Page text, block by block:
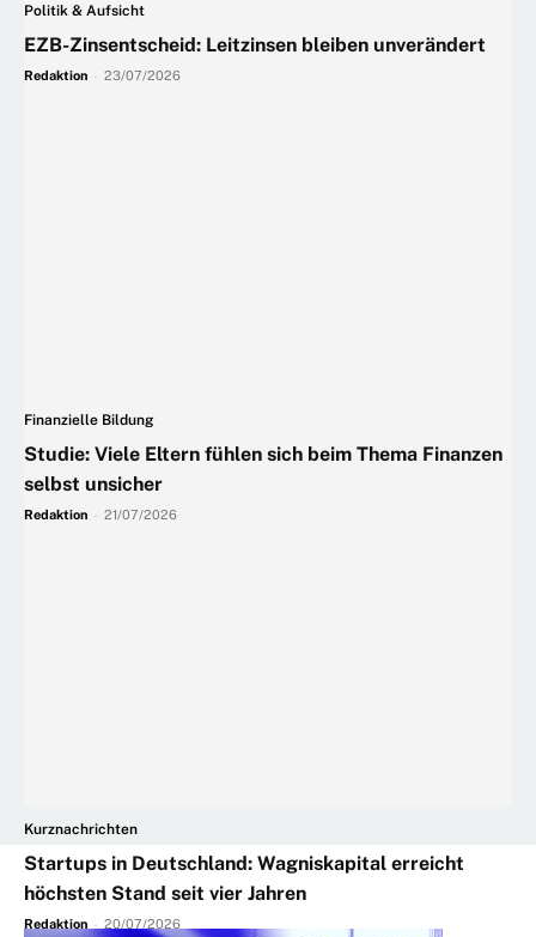
Politik & Aufsicht
EZB-Zinsentscheid: Leitzinsen bleiben unverändert
Redaktion 23/07/2026
Finanzielle Bildung
Studie: Viele Eltern fühlen sich beim Thema Finanzen
selbst unsicher
Redaktion 21/07/2026
Kurznachrichten
Startups in Deutschland: Wagniskapital erreicht
höchsten Stand seit vier Jahren
Redaktion - 20/07/2026